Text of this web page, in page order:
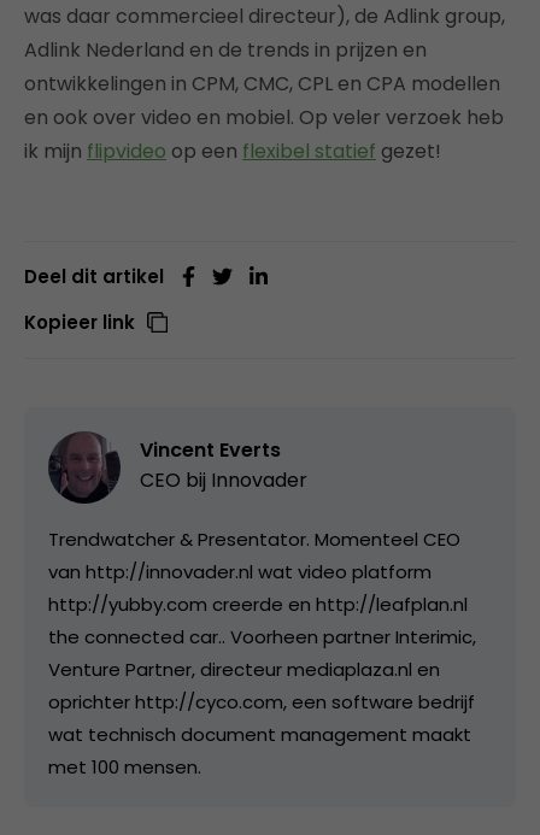
was daar commercieel directeur), de Adlink group,
Adlink Nederland en de trends in prijzen en
ontwikkelingen in CPM, CMC, CPL en CPA modellen
en ook over video en mobiel. Op veler verzoek heb
ik mijn flipvideo op een flexibel statief gezet!
Deel dit artikel
Kopieer link
Vincent Everts
CEO bij Innovader
Trendwatcher & Presentator. Momenteel CEO
van http://innovader.nl wat video platform
http://yubby.com creerde en http://leafplan.nl
the connected car.. Voorheen partner Interimic,
Venture Partner, directeur mediaplaza.nl en
oprichter http://cyco.com, een software bedrijf
wat technisch document management maakt
met 100 mensen.